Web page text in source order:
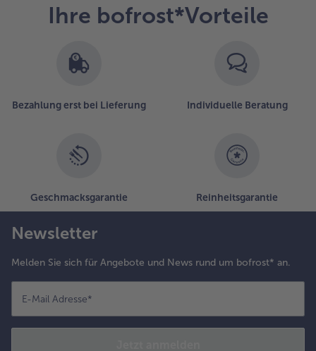
Ihre bofrost*Vorteile
Bezahlung erst bei Lieferung Individuelle Beratung
Geschmacksgarantie Reinheitsgarantie
Newsletter
Melden Sie sich für Angebote und News rund um bofrost* an.
E-Mail Adresse*